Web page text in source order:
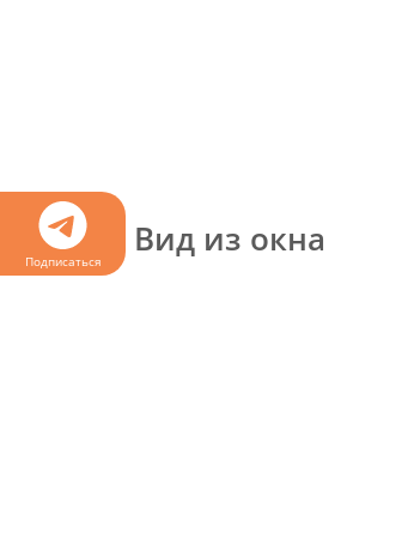
Подписаться
Вид из окна